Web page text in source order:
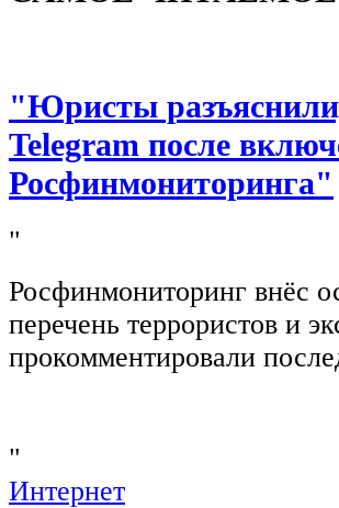
"Юристы
Telegram после
Росфинмониторинга"
"
Росфинмониторинг внёс
перечень террористов и
прокомментировали
"
Интернет